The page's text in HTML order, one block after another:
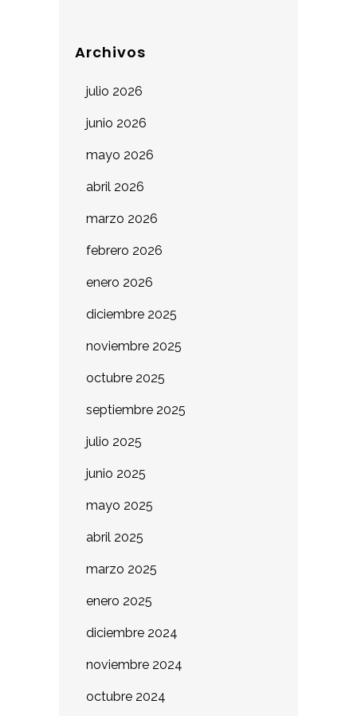
Archivos
julio 2026
junio 2026
mayo 2026
abril 2026
marzo 2026
febrero 2026
enero 2026
diciembre 2025
noviembre 2025
octubre 2025
septiembre 2025
julio 2025
junio 2025
mayo 2025
abril 2025
marzo 2025
enero 2025
diciembre 2024
noviembre 2024
octubre 2024